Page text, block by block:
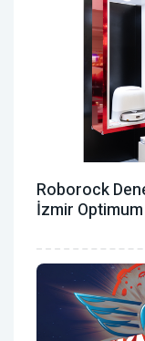
Roborock
İzmir